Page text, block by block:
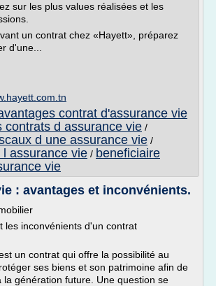
sur les plus values réalisées et les
un contrat chez «Hayett», préparez
d'une...
contrat d'assurance vie
contrats d assurance vie /
d une assurance vie /
assurance vie / beneficiaire
vie
: avantages et inconvénients.
les inconvénients d'un contrat
un contrat qui offre la possibilité au
ses biens et son patrimoine afin de
la génération future. Une question se